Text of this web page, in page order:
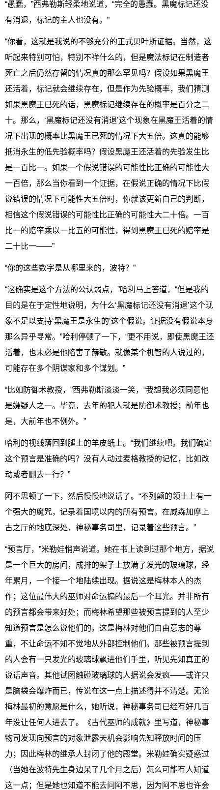
“愚蠢，”西弗勒斯轻柔地说道，“完全的愚蠢。黑魔标记还没
有消退，标记的主人也没有。”
“你看，这就是我说的不够充分的正式贝叶斯证据。当然，这
听起来特别可怕，特别不祥什么的，但是魔法标记在制造者
死亡之后仍然存留的情况真的那么罕见吗？假设如果黑魔王
还活着，标记就会继续存在，但是作为先验概率，我们猜测
如果黑魔王已死的话，黑魔标记继续存在的概率是百分之二
十。那么，‘黑魔标记还没有消退’这个现象在黑魔王活着的情
况下出现的概率比黑魔王已死的情况下大五倍。这真的能够
抵消永生的低先验概率吗？假设黑魔王还活着的先验发生比
是一百比一。如果一个假说错误的可能性比正确的可能性大
一百倍，那么当你看到一个证据，在假说正确的情况下比假
说错误的情况下可能性大五倍时，你就该更新自己的判断，
相信这个假说错误的可能性比正确的可能性大二十倍。一百
比一的赔率乘以一比五的可能性，得到黑魔王已死的赔率是
二十比一——”
“你的这些数字是从哪里来的，波特？”
“这确实是这个方法的公认弱点，”哈利马上答道，“但是我的
目的是在于定性地说明，为什么‘黑魔标记还没有消退’这个现
象不足以支持‘黑魔王是永生的’这个假说。证据没有假说本身
那么异乎寻常。”哈利停顿了一下，“更不用说，即使黑魔王还
活着，也未必是他陷害了赫敏。就像某个机智的人说过的，
可能存在多个阴谋家和多个谋划。”
“比如防御术教授，”西弗勒斯淡淡一笑，“我想我必须同意他
是嫌疑人之一。毕竟，去年的犯人就是防御术教授；前年也
是，大前年也不例外。”
哈利的视线落回到腿上的羊皮纸上。“我们继续吧。我们确定
这个预言是准确的吗？没有人动过麦格教授的记忆，比如改
动或者删去一行？”
阿不思顿了一下，然后慢慢地说话了。“不列颠的领土上有一
个强大的魔咒，记录着国境以内的所有预言。在威森加摩上
古之厅的地底深处，神秘事务司里，记录着这些预言。”
“预言厅，”米勒娃悄声说道。她在书上读到过那个地方，据说
是一个巨大的房间，成排的架子上放满了发光的玻璃球，经
年累月，一个接一个地陆续出现。据说这是梅林本人的杰
作；这位最伟大的巫师对命运搧的最后一个耳光。并非所有
的预言都会带来好处；而梅林希望那些被预言提到的人至少
知道预言是怎么说他们的。这是梅林对他们自由意志的尊
重，不让命运不知不觉地从外部控制他们。那些被预言提到
的人会有一只发光的玻璃球飘进他们手里，听见先知真正的
说话声音。其他试图触碰玻璃球的人据说会发疯——或许只
是脑袋会爆炸而已，传说在这一点上描述得并不清楚。无论
梅林最初的意愿是什么，她听说，神秘事务司已经有好几百
年没让任何人进去了。《古代巫师的成就》里写道，神秘事
物司发现向预言的对象泄露天机会影响先知释放时间的压
力；因此梅林的继承人封闭了他的殿堂。米勒娃确实疑惑过
（当她在波特先生身边呆了几个月之后）怎么可能有人知道
这一点；但是她也知道不能去问阿不思，因为阿不思也许会